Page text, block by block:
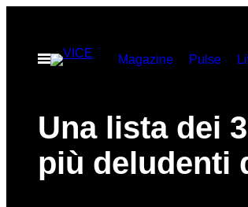
contenuto
Apri
Magazine Pulse
Una lista dei
più deludenti